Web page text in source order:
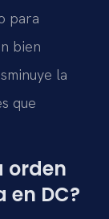
para
bien
la
que
orden
DC?